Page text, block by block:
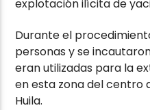
explotación ilícita de
Durante el
personas y se
eran utilizadas para la
en esta zona del
Huila.